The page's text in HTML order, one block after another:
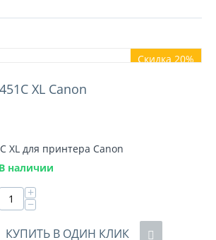
Скидка 20%
XL Canon
XL для принтера Canon
В наличии
+
−
КУПИТЬ В ОДИН КЛИК